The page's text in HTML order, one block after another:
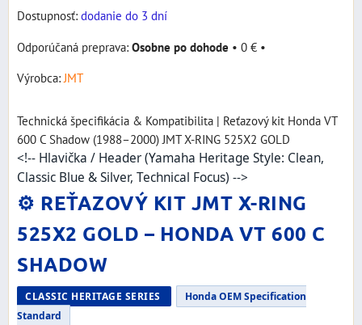
Dostupnosť: dodanie do 3 dní
Osobne po dohode • 0 € •
Výrobca:JMT
Technická špecifikácia & Kompatibilita | Reťazový kit Honda VT
600 C Shadow (1988–2000) JMT X-RING 525X2 GOLD
<!-- Hlavička / Header (Yamaha Heritage Style: Clean,
Classic Blue & Silver, Technical Focus) -->
⚙️ REŤAZOVÝ KIT JMT X-RING
525X2 GOLD – HONDA VT 600 C
SHADOW
CLASSIC HERITAGE SERIES
Honda OEM Specification
Standard